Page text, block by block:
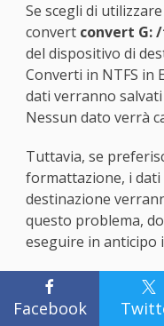

Facebook

Se scegli di
convert convert G:
del dispositivo di
Converti in NTFS in
dati verranno
Nessun dato verrà
Tuttavia, se
formattazione, i
destinazione
questo problema,
eseguire in anticipo
3. Come
NTFS senza